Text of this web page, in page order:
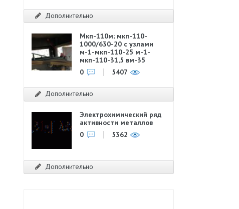
Дополнительно
Мкп-110м; мкп-110-
1000/630-20 с узлами
м-1-мкп-110-25 м-1-
мкп-110-31,5 вм-35
0
5407
Дополнительно
Электрохимический ряд
активности металлов
0
5362
Дополнительно